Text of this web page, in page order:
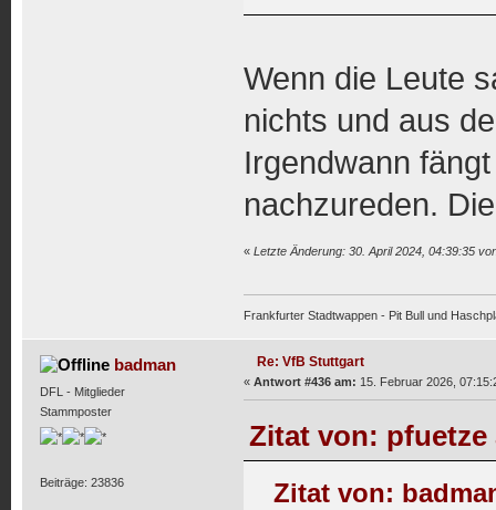
Wenn die Leute
nichts und aus
Irgendwann
nachzureden.
« Letzte Änderung: 30. April 2024, 04:39:35
Frankfurter Stadtwappen - Pit Bull und
badman
DFL - Mitglieder
Stammposter
Beiträge: 23836
Re: VfB Stuttgart
« Antwort #436 am: 15. Februar 2026,
Zitat von: pfuetze
Zitat von: